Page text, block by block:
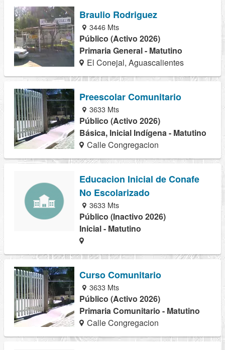
Braulio Rodriguez
3446 Mts
Público (Activo 2026)
Primaria General - Matutino
El Conejal, Aguascalientes
Preescolar Comunitario
3633 Mts
Público (Activo 2026)
Básica, Inicial Indígena - Matutino
Calle Congregacion
Educacion Inicial de Conafe
No Escolarizado
3633 Mts
Público (Inactivo 2026)
Inicial - Matutino
Curso Comunitario
3633 Mts
Público (Activo 2026)
Primaria Comunitario - Matutino
Calle Congregacion